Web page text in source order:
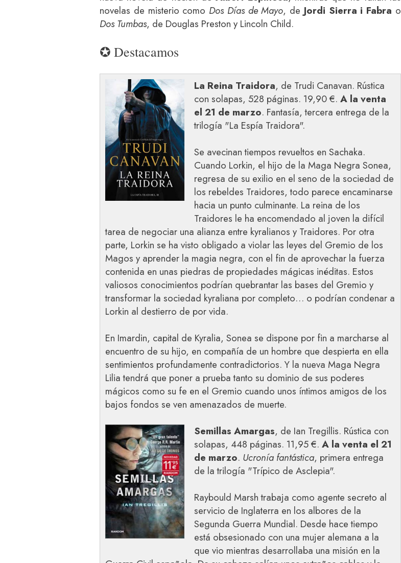
novelas de misterio como Dos Días de Mayo, de Jordi Sierra i Fabra o
Dos Tumbas, de Douglas Preston y Lincoln Child.
✪ Destacamos
La Reina Traidora, de Trudi Canavan. Rústica
con solapas, 528 páginas. 19,90 €. A la venta
el 21 de marzo. Fantasía, tercera entrega de la
trilogía "La Espía Traidora".
Se avecinan tiempos revueltos en Sachaka.
Cuando Lorkin, el hijo de la Maga Negra Sonea,
regresa de su exilio en el seno de la sociedad de
los rebeldes Traidores, todo parece encaminarse
hacia un punto culminante. La reina de los
Traidores le ha encomendado al joven la difícil
tarea de negociar una alianza entre kyralianos y Traidores. Por otra
parte, Lorkin se ha visto obligado a violar las leyes del Gremio de los
Magos y aprender la magia negra, con el fin de aprovechar la fuerza
contenida en unas piedras de propiedades mágicas inéditas. Estos
valiosos conocimientos podrían quebrantar las bases del Gremio y
transformar la sociedad kyraliana por completo… o podrían condenar a
Lorkin al destierro de por vida.
En Imardin, capital de Kyralia, Sonea se dispone por fin a marcharse al
encuentro de su hijo, en compañía de un hombre que despierta en ella
sentimientos profundamente contradictorios. Y la nueva Maga Negra
Lilia tendrá que poner a prueba tanto su dominio de sus poderes
mágicos como su fe en el Gremio cuando unos íntimos amigos de los
bajos fondos se ven amenazados de muerte.
Semillas Amargas, de Ian Tregillis. Rústica con
solapas, 448 páginas. 11,95 €. A la venta el 21
de marzo. Ucronía fantástica, primera entrega
de la trilogía "Trípico de Asclepia".
Raybould Marsh trabaja como agente secreto al
servicio de Inglaterra en los albores de la
Segunda Guerra Mundial. Desde hace tiempo
está obsesionado con una mujer alemana a la
que vio mientras desarrollaba una misión en la